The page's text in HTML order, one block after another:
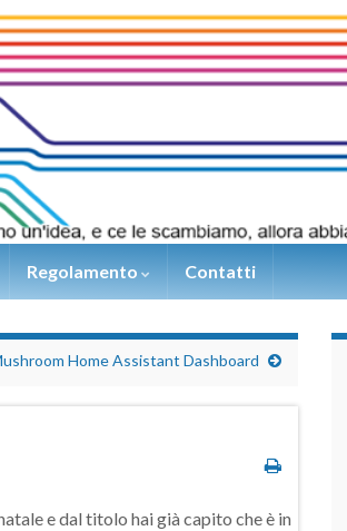
Regolamento Contatti
Home Assistant Dashboard
e dal titolo hai già capito che è in